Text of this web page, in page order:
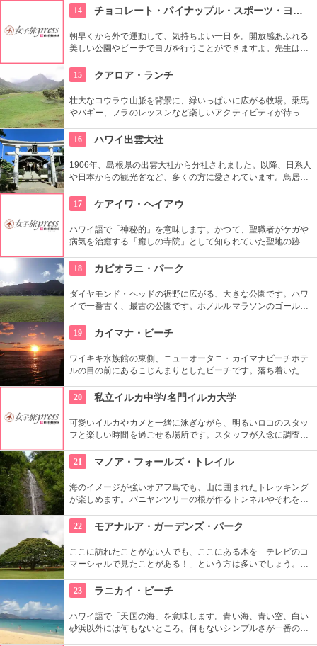
暮れ時のビーチを巡る乗馬プログラムもあります。
14 チョコレート・パイナップル・スポーツ・ヨガ・スタジオ
朝早くから外で運動して、気持ちよい一日を。開放感あふれる
美しい公園やビーチでヨガを行うことができますよ。先生は日
芝生エリアで無料のヨガレッスンも行っているので、初心者は
コチラもぜひ。
15 クアロア・ランチ
壮大なコウラウ山脈を背景に、緑いっぱいに広がる牧場。乗馬
やバギー、フラのレッスンなど楽しいアクティビティが待って
ック・パーク』のロケ地としても知られ、ロケ地巡りのバスも
あります。
16 ハワイ出雲大社
1906年、島根県の出雲大社から分社されました。以降、日系人
や日本からの観光客など、多くの方に愛されています。鳥居や
りそう。日本とハワイで2度お祈りされたお守りも好評です。
17 ケアイワ・ヘイアウ
ハワイ語で「神秘的」を意味します。かつて、聖職者がケガや
病気を治癒する「癒しの寺院」として知られていた聖地の跡地
れ、市民の憩いの場所になっています。
18 カピオラニ・パーク
ダイヤモンド・ヘッドの裾野に広がる、大きな公園です。ハワ
イで一番古く、最古の公園です。ホノルルマラソンのゴール地
て、クイーン・カピオラニの名前が冠せられました。
19 カイマナ・ビーチ
ワイキキ水族館の東側、ニューオータニ・カイマナビーチホテ
ルの目の前にあるこじんまりとしたビーチです。落ち着いた雰
すぐ横には終戦記念プールもあります。
20 私立イルカ中学/名門イルカ大学
可愛いイルカやカメと一緒に泳ぎながら、明るいロコのスタッ
フと楽しい時間を過ごせる場所です。スタッフが入念に調査す
やフラなどの“授業”もあります。“卒業”時の達成感は一緒の思い
出になりそうですね。
21 マノア・フォールズ・トレイル
海のイメージが強いオアフ島でも、山に囲まれたトレッキング
が楽しめます。バニヤンツリーの根が作るトンネルやそれを囲
どころから聞こえる鳥の声。ハワイ固有の生物もたくさんいる
ので、ガイドツアーを申し込んでいろいろ教わるのもアリ。
22 モアナルア・ガーデンズ・パーク
ここに訪れたことがない人でも、ここにある木を「テレビのコ
マーシャルで見たことがある！」という方は多いでしょう。日
樹』がここにあります。実物を見ると、感動しますよ！
23 ラニカイ・ビーチ
ハワイ語で「天国の海」を意味します。青い海、青い空、白い
砂浜以外には何もないところ。何もないシンプルさが一番の売